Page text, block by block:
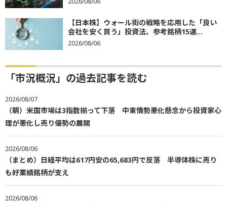
【日本株】ウォール街の戦略を応用した「良い
会社を安く買う」投資法、参考銘柄15選...
2026/08/06
「市況概況」の過去記事を読む
2026/08/07
（朝）米国市場は3指数揃って下落 中東情勢悪化懸念から投資家心
理が悪化し売り優勢の展開
2026/08/06
（まとめ）日経平均は617円安の65,683円で反落 半導体株に売り
も好業績銘柄が支え
2026/08/06